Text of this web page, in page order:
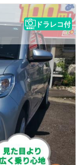
ドラレコ付